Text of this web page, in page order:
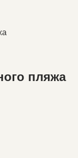
пляжа